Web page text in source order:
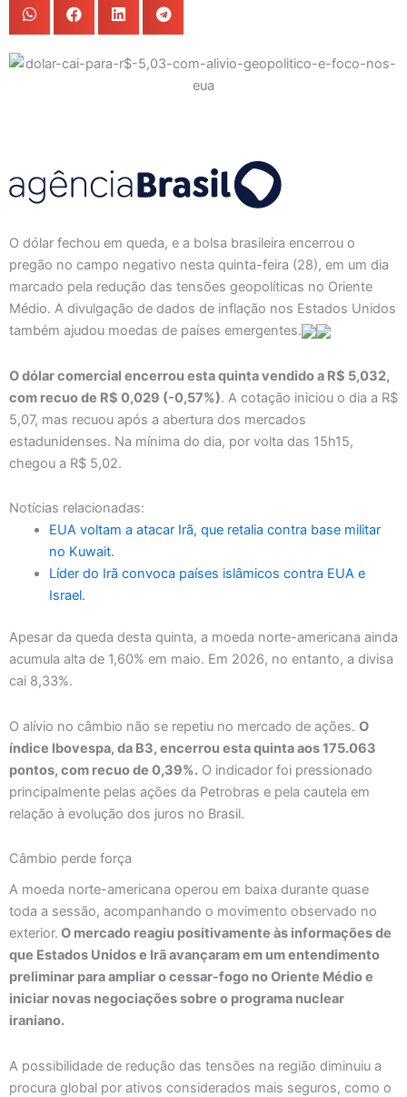
O dólar fechou em queda, e a bolsa brasileira encerrou o
pregão no campo negativo nesta quinta-feira (28), em um dia
marcado pela redução das tensões geopolíticas no Oriente
Médio. A divulgação de dados de inflação nos Estados Unidos
também ajudou moedas de países emergentes.
O dólar comercial encerrou esta quinta vendido a R$ 5,032,
com recuo de R$ 0,029 (-0,57%). A cotação iniciou o dia a R$
5,07, mas recuou após a abertura dos mercados
estadunidenses. Na mínima do dia, por volta das 15h15,
chegou a R$ 5,02.
Notícias relacionadas:
EUA voltam a atacar Irã, que retalia contra base militar
no Kuwait.
Líder do Irã convoca países islâmicos contra EUA e
Israel.
Apesar da queda desta quinta, a moeda norte-americana ainda
acumula alta de 1,60% em maio. Em 2026, no entanto, a divisa
cai 8,33%.
O alívio no câmbio não se repetiu no mercado de ações. O
índice Ibovespa, da B3, encerrou esta quinta aos 175.063
pontos, com recuo de 0,39%. O indicador foi pressionado
principalmente pelas ações da Petrobras e pela cautela em
relação à evolução dos juros no Brasil.
Câmbio perde força
A moeda norte-americana operou em baixa durante quase
toda a sessão, acompanhando o movimento observado no
exterior. O mercado reagiu positivamente às informações de
que Estados Unidos e Irã avançaram em um entendimento
preliminar para ampliar o cessar-fogo no Oriente Médio e
iniciar novas negociações sobre o programa nuclear
iraniano.
A possibilidade de redução das tensões na região diminuiu a
procura global por ativos considerados mais seguros, como o